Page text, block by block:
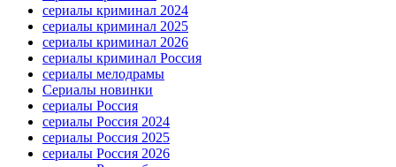
сериалы криминал 2024
сериалы криминал 2025
сериалы криминал 2026
сериалы криминал Россия
сериалы мелодрамы
Сериалы новинки
сериалы Россия
сериалы Россия 2024
сериалы Россия 2025
сериалы Россия 2026